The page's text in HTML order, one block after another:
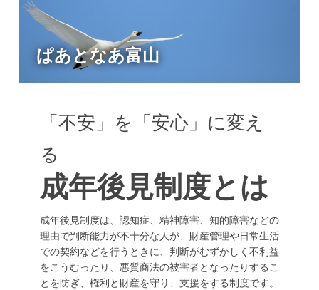
ぱあとなあ富山
「不安」を「安心」に変え
る
成年後見制度とは
成年後見制度は、認知症、精神障害、知的障害などの
理由で判断能力が不十分な人が、財産管理や日常生活
での契約などを行うときに、判断がむずかしく不利益
をこうむったり、悪質商法の被害者となったりするこ
とを防ぎ、権利と財産を守り、支援をする制度です。